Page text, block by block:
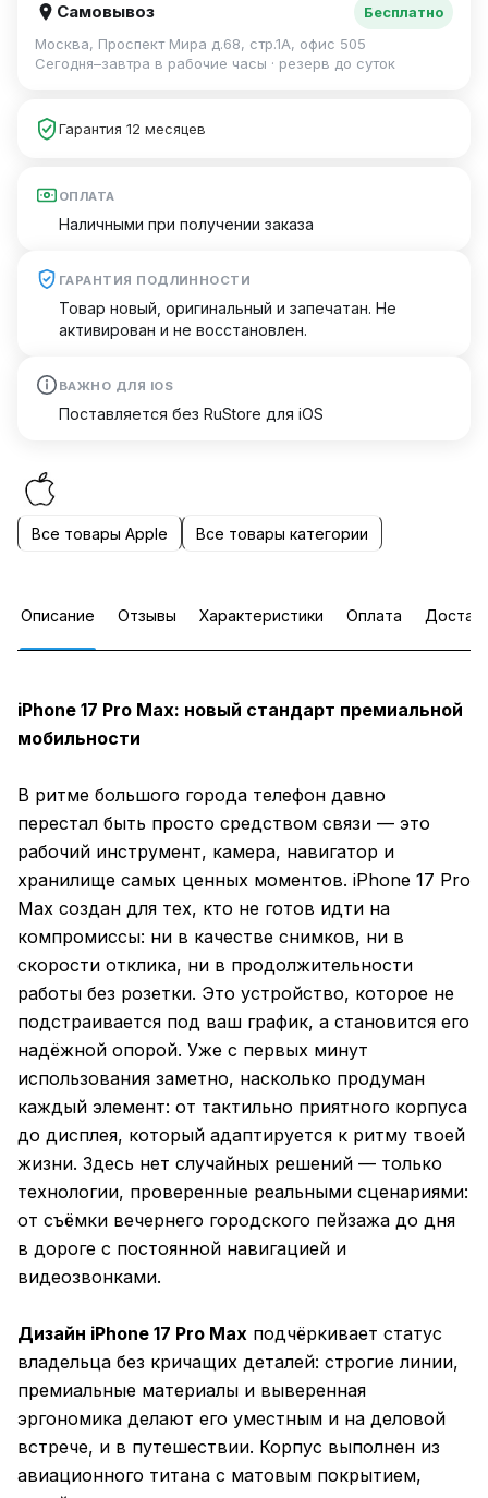
Самовывоз
Бесплатно
Москва, Проспект Мира д.68, стр.1А, офис 505
Сегодня–завтра в рабочие часы · резерв до суток
Гарантия 12 месяцев
ОПЛАТА
Наличными при получении заказа
ГАРАНТИЯ ПОДЛИННОСТИ
Товар новый, оригинальный и запечатан. Не
активирован и не восстановлен.
ВАЖНО ДЛЯ IOS
Поставляется без RuStore для iOS
Все товары Apple Все товары категории
Описание Отзывы Характеристики Оплата
iPhone 17 Pro Max: новый стандарт премиальной
мобильности
В ритме большого города телефон давно
перестал быть просто средством связи — это
рабочий инструмент, камера, навигатор и
хранилище самых ценных моментов. iPhone 17 Pro
Max создан для тех, кто не готов идти на
компромиссы: ни в качестве снимков, ни в
скорости отклика, ни в продолжительности
работы без розетки. Это устройство, которое не
подстраивается под ваш график, а становится его
надёжной опорой. Уже с первых минут
использования заметно, насколько продуман
каждый элемент: от тактильно приятного корпуса
до дисплея, который адаптируется к ритму твоей
жизни. Здесь нет случайных решений — только
технологии, проверенные реальными сценариями:
от съёмки вечернего городского пейзажа до дня
в дороге с постоянной навигацией и
видеозвонками.
Дизайн iPhone 17 Pro Max подчёркивает статус
владельца без кричащих деталей: строгие линии,
премиальные материалы и выверенная
эргономика делают его уместным и на деловой
встрече, и в путешествии. Корпус выполнен из
авиационного титана с матовым покрытием,